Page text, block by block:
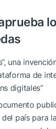
una
de
digitales”
país para